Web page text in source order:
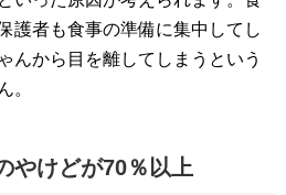
護者も食事の準備に集中してし
んから目を離してしまうという
。
やけどが70％以上